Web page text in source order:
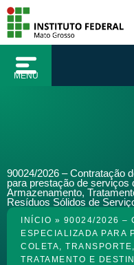
conteúdo
para
conteúdo
MENU
90024/2026 – Contratação
para prestação de serviços
Armazenamento,
Resíduos Sólidos de
INÍCIO » 90024/2026 –
ESPECIALIZADA PARA
COLETA,
TRATAMENTO E